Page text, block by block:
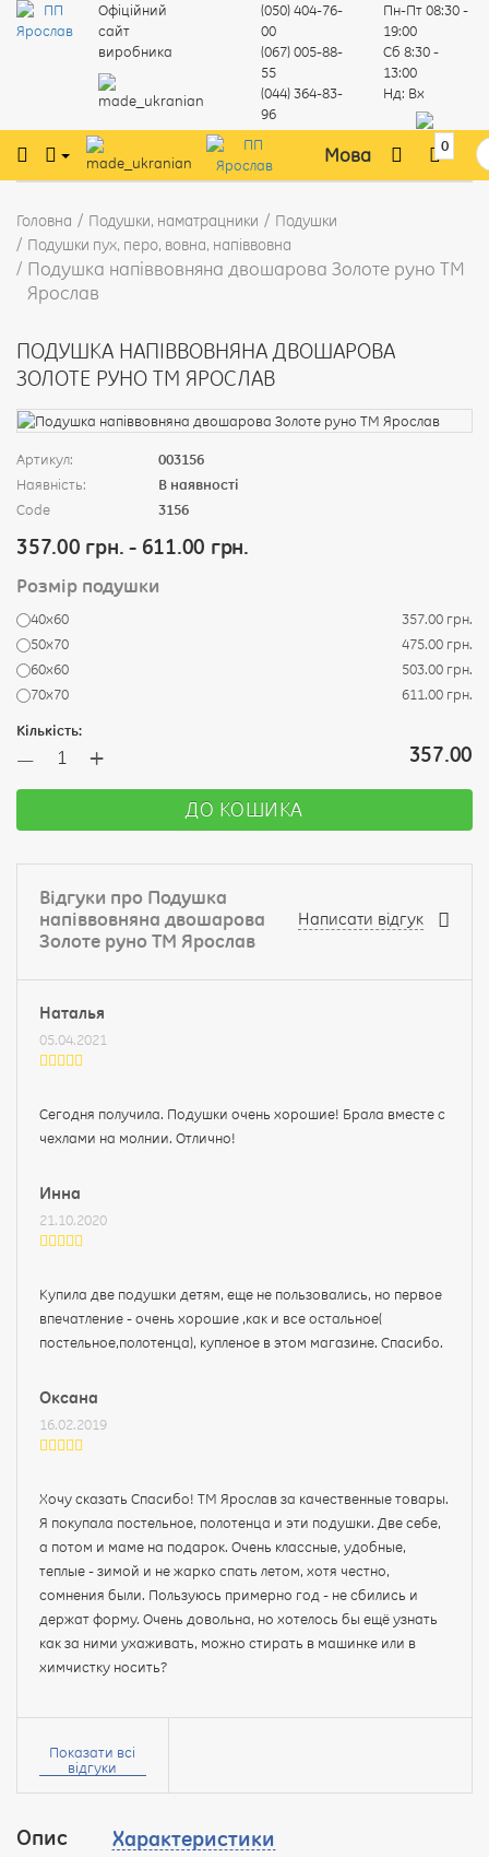
Офіційний
сайт
виробника
(050) 404-76-
00
(067) 005-88-
55
(044) 364-83-
96
Пн-Пт08:30 -
19:00
Сб 8:30 -
13:00
Нд: Вх
Мова 0
Головна Подушки, наматрацники
Подушки
Подушки пух, перо, вовна, напіввовна
Подушка напіввовняна двошарова Золоте руно ТМ
Ярослав
Опис
Характеристики
ПОДУШКА НАПІВВОВНЯНА ДВОШАРОВА
ЗОЛОТЕ РУНО ТМ ЯРОСЛАВ
Артикул:
003156
Наявність:
В наявності
Code
3156
357.00 грн. - 611.00 грн.
Розмір подушки
40х60
357.00 грн.
50x70
475.00 грн.
60x60
503.00 грн.
70x70
611.00 грн.
Кількість:
— + 357.00
ДО КОШИКА
Відгуки про Подушка
напіввовняна двошарова
Золоте руно ТМ Ярослав
Написати відгук
Наталья
05.04.2021
Сегодня получила. Подушки очень хорошие! Брала вместе с
чехлами на молнии. Отлично!
Инна
21.10.2020
Купила две подушки детям, еще не пользовались, но первое
впечатление - очень хорошие ,как и все остальное(
постельное,полотенца), купленое в этом магазине. Спасибо.
Оксана
16.02.2019
Хочу сказать Спасибо! ТМ Ярослав за качественные товары.
Я покупала постельное, полотенца и эти подушки. Две себе,
а потом и маме на подарок. Очень классные, удобные,
теплые - зимой и не жарко спать летом, хотя честно,
сомнения были. Пользуюсь примерно год - не сбились и
держат форму. Очень довольна, но хотелось бы ещё узнать
как за ними ухаживать, можно стирать в машинке или в
химчистку носить?
Ваше
Ваш
Показати всі
відгуки